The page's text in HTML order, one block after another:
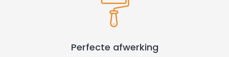
Perfecte afwerking